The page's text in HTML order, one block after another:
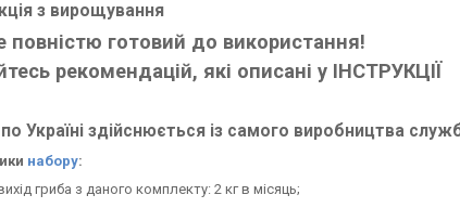
з вирощування
повністю готовий до використання!
рекомендацій, які описані у ІНСТРУКЦІЇ
Україні здійснюється із самого виробництва
набору:
гриба з даного комплекту: 2 кг в місяць;